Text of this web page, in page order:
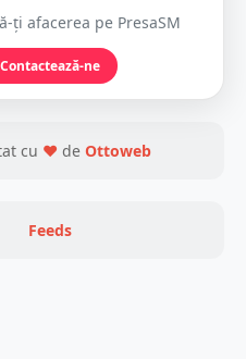
ți afacerea pe PresaSM
Contactează-ne
cu ❤ de Ottoweb
Feeds